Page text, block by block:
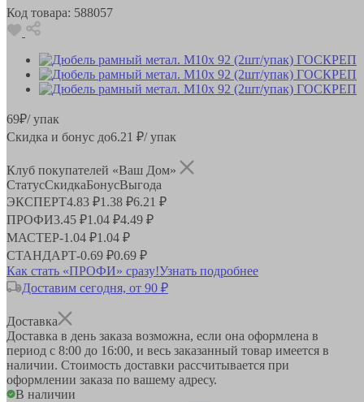
Код товара: 588057
69₽/ упак
Скидка и бонус до6.21 ₽/ упак
Клуб покупателей «Ваш Дом»
СтатусСкидкаБонусВыгода
ЭКСПЕРТ4.83 ₽1.38 ₽6.21 ₽
ПРОФИ3.45 ₽1.04 ₽4.49 ₽
МАСТЕР-1.04 ₽1.04 ₽
СТАНДАРТ-0.69 ₽0.69 ₽
Как стать «ПРОФИ» сразу!Узнать подробнее
Доставим сегодня, от 90 ₽
Доставка
Доставка в день заказа возможна, если она оформлена в
период с 8:00 до 16:00, и весь заказанный товар имеется в
наличии. Стоимость доставки рассчитывается при
оформлении заказа по вашему адресу.
В наличии